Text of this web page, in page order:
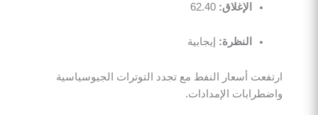
الإغلاق: 62.40
النظرة: إيجابية
ارتفعت أسعار النفط مع تجدد التوترات الجيوسياسية
واضطرابات الإمدادات.